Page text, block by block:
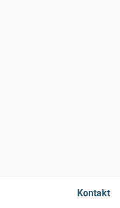
Kontakt